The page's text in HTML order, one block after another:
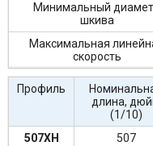
Минимальный
шкива
Максимальная
скорость
Профиль
длина,
(1/10)
507XH 507